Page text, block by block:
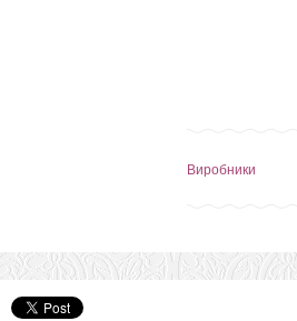
Виробники